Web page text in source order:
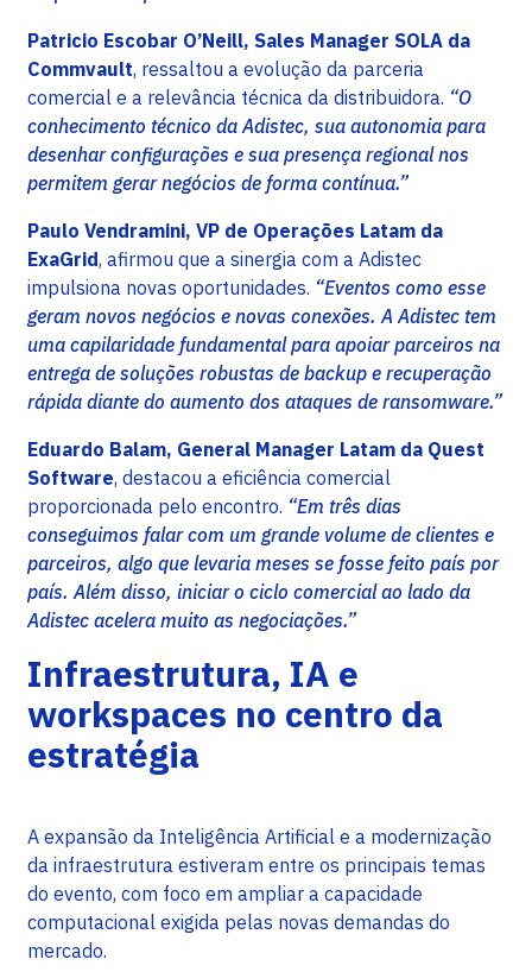
Patricio Escobar O’Neill, Sales Manager SOLA da
Commvault, ressaltou a evolução da parceria
comercial e a relevância técnica da distribuidora. “O
conhecimento técnico da Adistec, sua autonomia para
desenhar configurações e sua presença regional nos
permitem gerar negócios de forma contínua.”
Paulo Vendramini, VP de Operações Latam da
ExaGrid, afirmou que a sinergia com a Adistec
impulsiona novas oportunidades. “Eventos como esse
geram novos negócios e novas conexões. A Adistec tem
uma capilaridade fundamental para apoiar parceiros na
entrega de soluções robustas de backup e recuperação
rápida diante do aumento dos ataques de ransomware.”
Eduardo Balam, General Manager Latam da Quest
Software, destacou a eficiência comercial
proporcionada pelo encontro. “Em três dias
conseguimos falar com um grande volume de clientes e
parceiros, algo que levaria meses se fosse feito país por
país. Além disso, iniciar o ciclo comercial ao lado da
Adistec acelera muito as negociações.”
Infraestrutura, IA e
workspaces no centro da
estratégia
A expansão da Inteligência Artificial e a modernização
da infraestrutura estiveram entre os principais temas
do evento, com foco em ampliar a capacidade
computacional exigida pelas novas demandas do
mercado.